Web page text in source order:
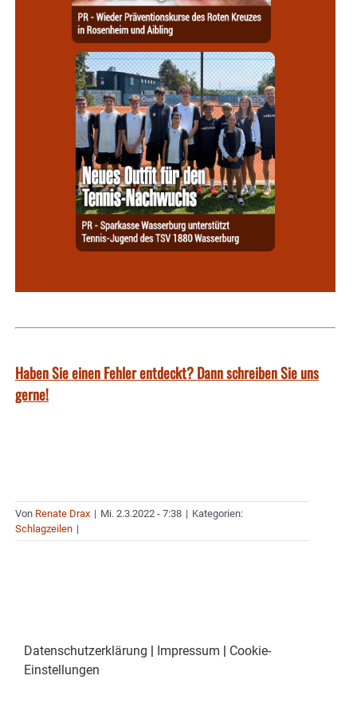
Haben Sie einen Fehler entdeckt? Dann schreiben Sie uns
gerne!
Von Renate Drax | Mi. 2.3.2022 - 7:38 | Kategorien:
Schlagzeilen |
Datenschutzerklärung | Impressum | Cookie-
Einstellungen